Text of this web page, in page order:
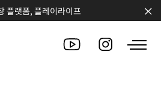
플랫폼, 플레이라이프